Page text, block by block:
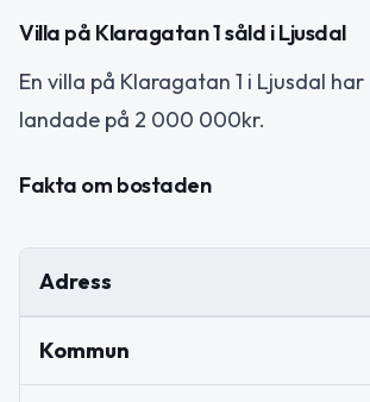
Villa på Klaragatan 1 såld i Ljusdal
En villa på Klaragatan 1 i Ljusdal
landade på 2 000 000kr.
Fakta om bostaden
Adress
Kommun